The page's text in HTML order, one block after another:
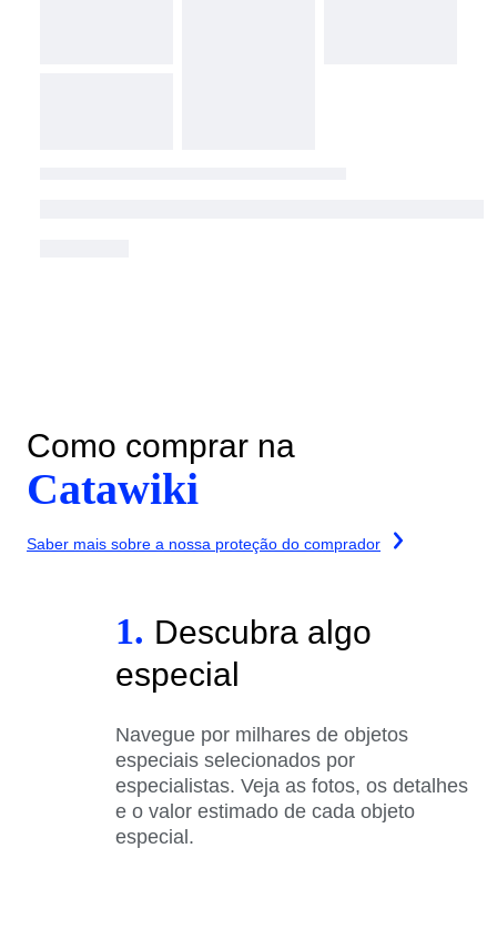
Como comprar na
Catawiki
Saber mais sobre a nossa proteção do comprador
1. Descubra algo
especial
Navegue por milhares de objetos
especiais selecionados por
especialistas. Veja as fotos, os detalhes
e o valor estimado de cada objeto
especial.